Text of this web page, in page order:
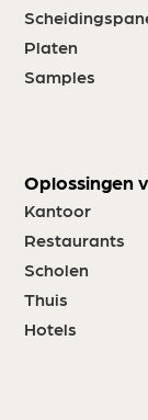
Platen
Samples
Oplossingen
Kantoor
Restaurants
Scholen
Thuis
Hotels